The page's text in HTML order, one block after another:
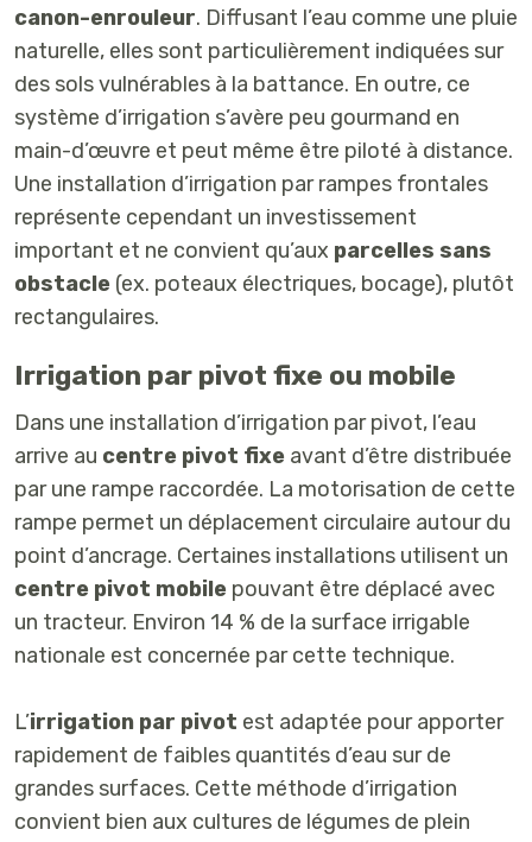
canon-enrouleur. Diffusant l’eau comme une pluie
naturelle, elles sont particulièrement indiquées sur
des sols vulnérables à la battance. En outre, ce
système d’irrigation s’avère peu gourmand en
main-d’œuvre et peut même être piloté à distance.
Une installation d’irrigation par rampes frontales
représente cependant un investissement
important et ne convient qu’aux parcelles sans
obstacle (ex. poteaux électriques, bocage), plutôt
rectangulaires.
Irrigation par pivot fixe ou mobile
Dans une installation d’irrigation par pivot, l’eau
arrive au centre pivot fixe avant d’être distribuée
par une rampe raccordée. La motorisation de cette
rampe permet un déplacement circulaire autour du
point d’ancrage. Certaines installations utilisent un
centre pivot mobile pouvant être déplacé avec
un tracteur. Environ 14 % de la surface irrigable
nationale est concernée par cette technique.
L’irrigation par pivot est adaptée pour apporter
rapidement de faibles quantités d’eau sur de
grandes surfaces. Cette méthode d’irrigation
convient bien aux cultures de légumes de plein